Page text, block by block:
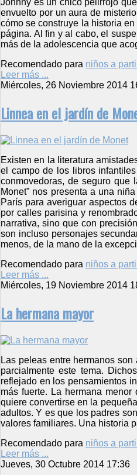
Johnny es un chico pelirrojo
envuelto por un aura de
cómo se construye la historia
página. Al fin y al cabo, el
más de la adolescencia que
Recomendado para niños a
Leer más ...
Miércoles, 26 Noviembre 2014
Linnea en el jardín de
Existen en la literatura
el campo de los libros
conmovedoras, de seguro
Monet” nos presenta a una
París para averiguar aspectos
por calles parisina y
narrativa, sino que con
son incluso personajes
menos, de la mano de la
Recomendado para niños a
Leer más ...
Miércoles, 19 Noviembre 2014
La hermana mayor
Las peleas entre hermanos
parcialmente este tema.
reflejado en los pensamientos
más fuerte. La hermana
quiere convertirse en la
adultos. Y es que los padres
valores familiares. Una historia
Recomendado para niños a
Leer más ...
Jueves, 30 Octubre 2014 17:36